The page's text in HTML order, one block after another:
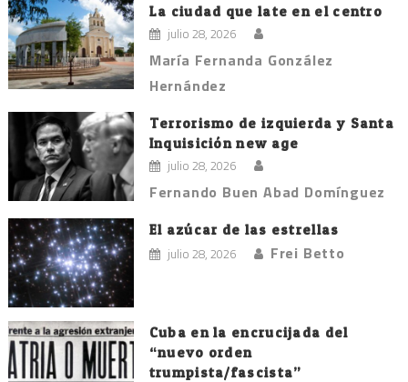
entradas
La ciudad que late en el centro
julio 28, 2026
María Fernanda González
Hernández
Terrorismo de izquierda y Santa
Inquisición new age
julio 28, 2026
Fernando Buen Abad Domínguez
El azúcar de las estrellas
julio 28, 2026 Frei Betto
Cuba en la encrucijada del
“nuevo orden
trumpista/fascista”